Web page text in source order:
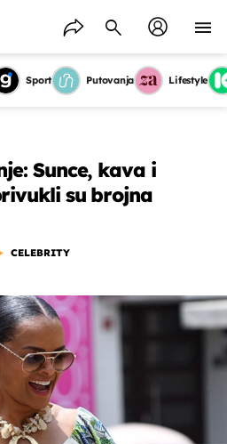
Sport Putovanja Lifestyle
Sunce, kava i
su brojna
CELEBRITY
OBAVIJESTI